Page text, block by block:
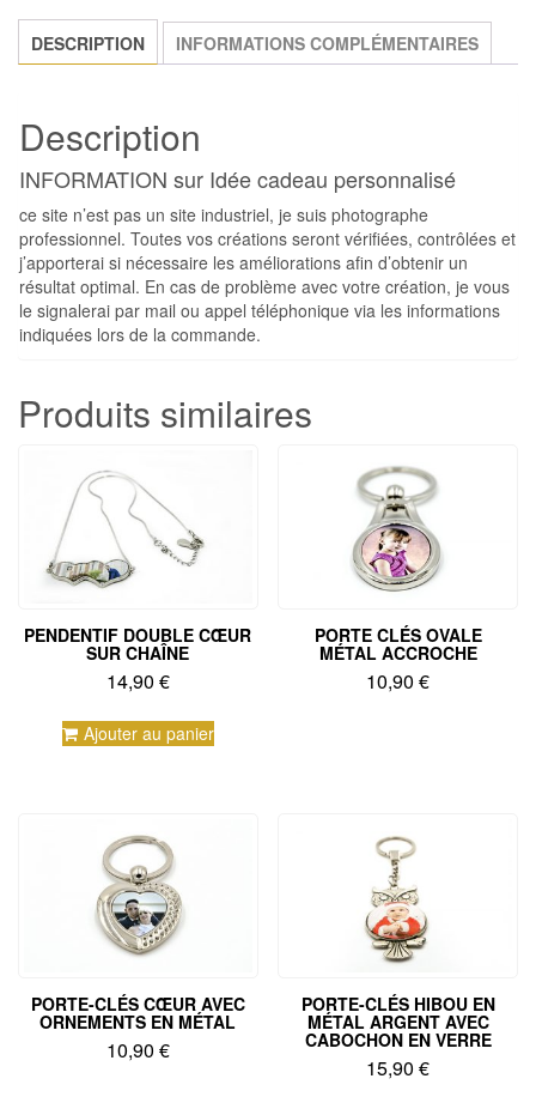
DESCRIPTION INFORMATIONS COMPLÉMENTAIRES
Description
INFORMATION sur Idée cadeau personnalisé
ce site n’est pas un site industriel, je suis photographe
professionnel. Toutes vos créations seront vérifiées, contrôlées et
j’apporterai si nécessaire les améliorations afin d’obtenir un
résultat optimal. En cas de problème avec votre création, je vous
le signalerai par mail ou appel téléphonique via les informations
indiquées lors de la commande.
Produits similaires
PENDENTIF DOUBLE CŒUR
SUR CHAÎNE
14,90 €
Ajouter au panier
PORTE CLÉS OVALE
MÉTAL ACCROCHE
10,90€
PORTE-CLÉS CŒUR AVEC
ORNEMENTS EN MÉTAL
10,90 €
PORTE-CLÉS HIBOU EN
MÉTAL ARGENT AVEC
CABOCHON EN VERRE
15,90€